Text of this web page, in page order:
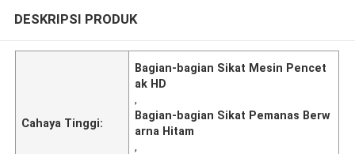
DESKRIPSI PRODUK
Cahaya Tinggi:
Bagian-bagian Sikat Mesin Pencet
ak HD
,
Bagian-bagian Sikat Pemanas Berw
arna Hitam
,